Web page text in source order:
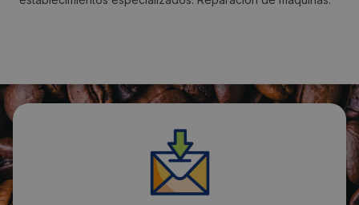
Pol. Ind. Riu-Clar, Coure, parcela 143. Naus 8-9-10.